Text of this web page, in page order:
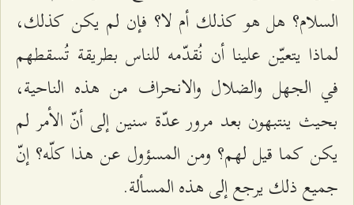
السلام؟ هل هو كذلك أم لا؟ فإن لم يكن كذلك،
لماذا يتعيّن علينا أن نُقدّمه للناس بطريقة تُسقطهم
في الجهل والضلال والانحراف من هذه الناحية،
بحيث ينتبهون بعد مرور عدّة سنين إلى أنّ الأمر لم
يكن كما قيل لهم؟ ومن المسؤول عن هذا كلّه؟ إنّ
جميع ذلك يرجع إلى هذه المسألة.